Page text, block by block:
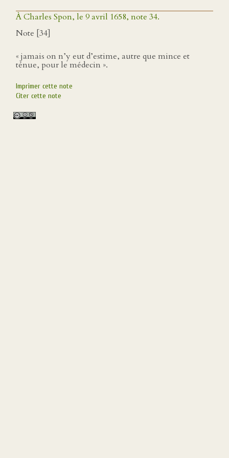
À Charles Spon, le 9 avril 1658, note 34.
Note [34]
« jamais on n’y eut d’estime, autre que mince et
ténue, pour le médecin ».
Imprimer cette note
Citer cette note